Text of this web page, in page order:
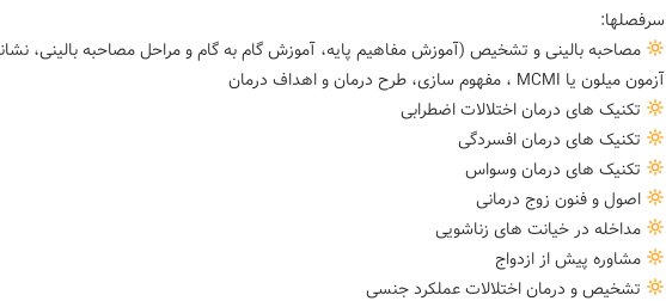
سرفصلها:
مصاحبه بالینی و تشخیص (آموزش مفاهیم پایه، آموزش گام به گام و مراحل مصاحبه بالینی،
آزمون میلون یا MCMI ، مفهوم سازی، طرح درمان و اهداف درمان
تکنیک های درمان اختلالات اضطرابی
تکنیک های درمان افسردگی
تکنیک های درمان وسواس
اصول و فنون زوج درمانی
مداخله در خیانت های زناشویی
مشاوره پیش از ازدواج
تشخیص و درمان اختلالات عملکرد جنسی